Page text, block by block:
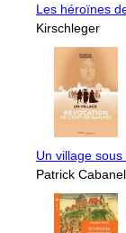
Les héroïnes
Kirschleger
Un village
Patrick Cabanel